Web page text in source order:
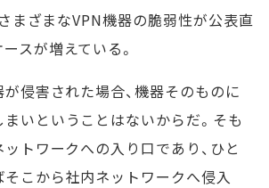
まざまなVPN機器の脆弱性が公表直
スが増えている。
侵害された場合、機器そのものに
いということはないからだ。そも
トワークへの入り口であり、ひと
こから社内ネットワークへ侵入